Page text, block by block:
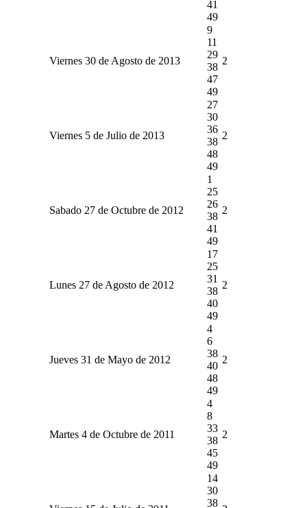
41
49
Viernes 30 de Agosto de 2013
9
11
29
38
47
49
2
Viernes 5 de Julio de 2013
27
30
36
38
48
49
2
Sabado 27 de Octubre de 2012
1
25
26
38
41
49
2
Lunes 27 de Agosto de 2012
17
25
31
38
40
49
2
Jueves 31 de Mayo de 2012
4
6
38
40
48
49
2
Martes 4 de Octubre de 2011
4
8
33
38
45
49
2
14
30
38